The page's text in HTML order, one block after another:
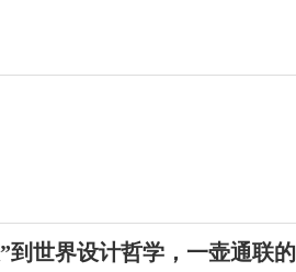
到世界设计哲学，一壶通联的